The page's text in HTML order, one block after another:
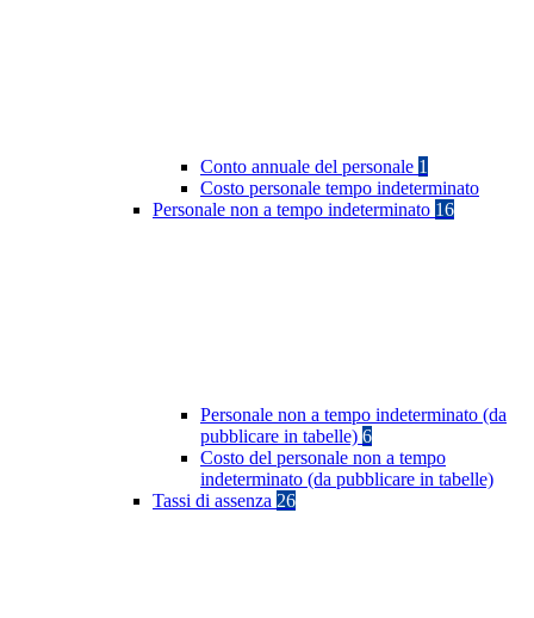
Conto annuale del personale 1
Costo personale tempo indeterminato
Personale non a tempo indeterminato 16
Personale non a tempo indeterminato (da
pubblicare in tabelle) 6
Costo del personale non a tempo
indeterminato (da pubblicare in tabelle)
Tassi di assenza 26